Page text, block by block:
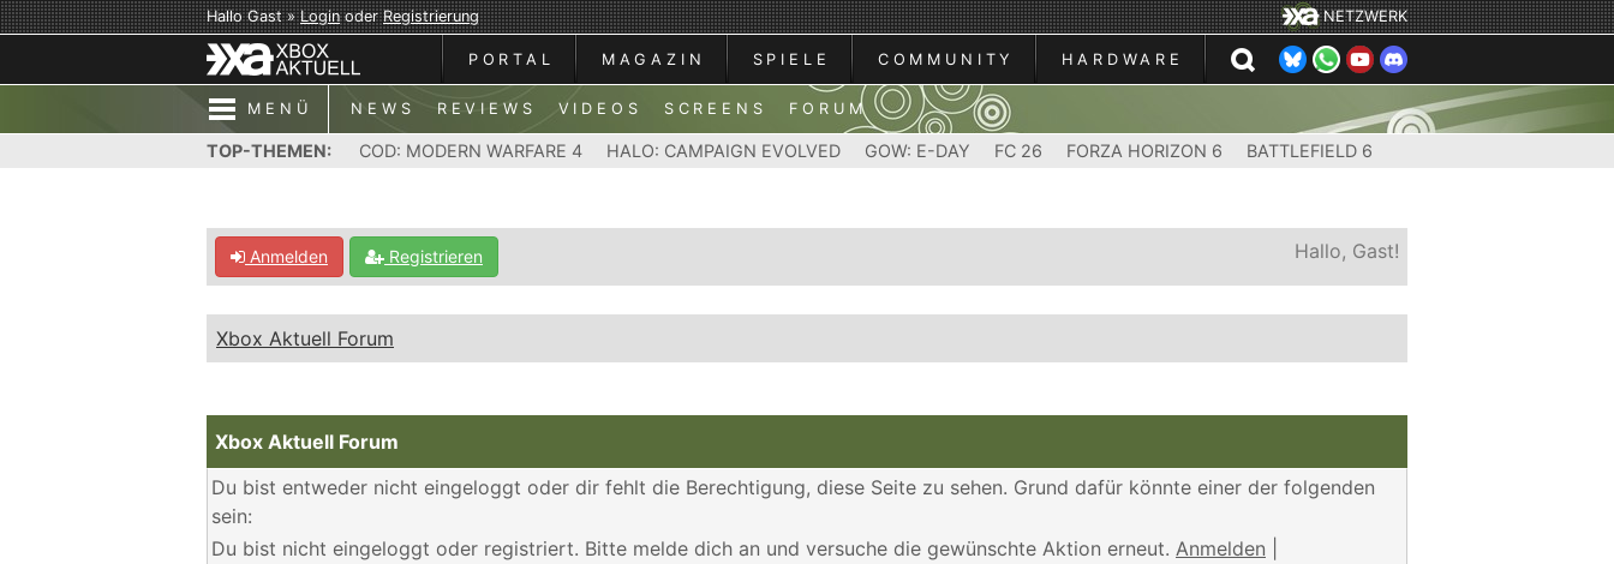
Hallo Gast »LoginoderRegistrierung NETZWERK
PORTAL MAGAZIN SPIELE COMMUNITY HARDWARE
MENÜ NEWS REVIEWS VIDEOS SCREENS FORUM
TOP-THEMEN: COD: MODERN WARFARE 4 HALO: CAMPAIGN EVOLVED GOW: E-DAY FC 26 FORZA HORIZON 6 BATTLEFIELD 6
Anmelden Registrieren Hallo, Gast!
Xbox Aktuell Forum
Xbox Aktuell Forum
Du bist entweder nicht eingeloggt oder dir fehlt die Berechtigung, diese Seite zu sehen. Grund dafür könnte einer der folgenden
sein:
Du bist nicht eingeloggt oder registriert. Bitte melde dich an und versuche die gewünschte Aktion erneut. Anmelden